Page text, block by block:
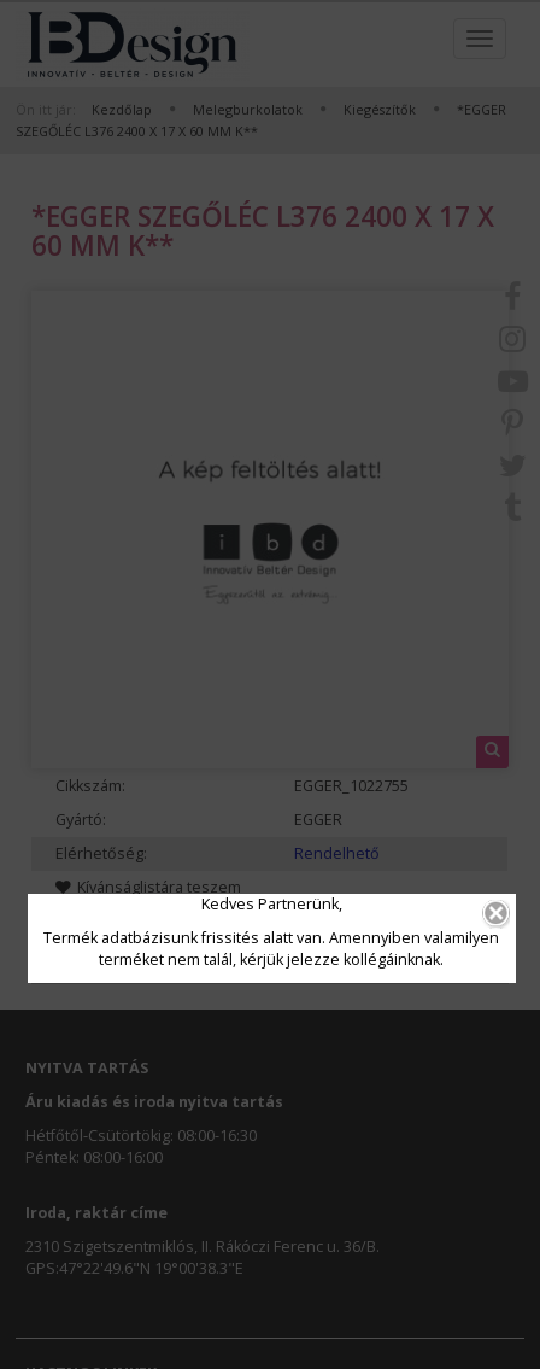
Kedves Partnerünk,
Termék adatbázisunk frissités alatt van. Amennyiben valamilyen
terméket nem talál, kérjük jelezze kollégáinknak.
Ön itt jár: Kezdőlap Melegburkolatok Kiegészítők
*EGGER
SZEGŐLÉC L376 2400 X 17 X 60 MM K**
*EGGER SZEGŐLÉC L376 2400 X 17 X
60 MM K**
Cikkszám:
EGGER_1022755
Gyártó:
EGGER
Elérhetőség:
Rendelhető
Kívánságlistára teszem
NYITVA TARTÁS
Áru kiadás és iroda nyitva tartás
Hétfőtől-Csütörtökig: 08:00-16:30
Péntek: 08:00-16:00
Iroda, raktár címe
2310 Szigetszentmiklós, II. Rákóczi Ferenc u. 36/B.
GPS:47°22'49.6"N 19°00'38.3"E